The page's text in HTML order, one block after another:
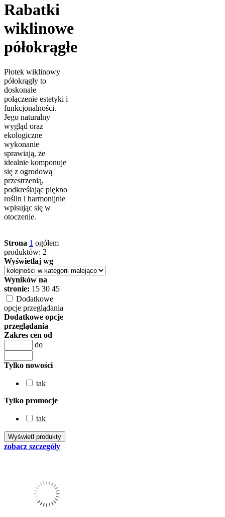
Rabatki
wiklinowe
półokrągłe
Płotek wiklinowy
półokrągły to
doskonałe
połączenie estetyki i
funkcjonalności.
Jego naturalny
wygląd oraz
ekologiczne
wykonanie
sprawiają, że
idealnie komponuje
się z ogrodową
przestrzenią,
podkreślając piękno
roślin i harmonijnie
wpisując się w
otoczenie.
Strona 1 ogółem
produktów: 2
Wyświetlaj wg
Wyników na
stronie: 15 30 45
Dodatkowe
opcje przeglądania
Dodatkowe opcje
przeglądania
Zakres cen od
do
Tylko nowości
tak
Tylko promocje
tak
zobacz szczegóły